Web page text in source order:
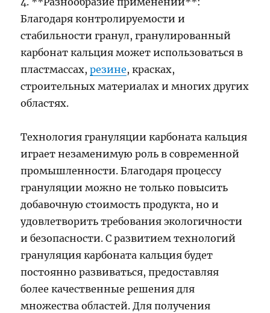
Благодаря контролируемости и
стабильности гранул, гранулированный
карбонат кальция может использоваться в
пластмассах,резине, красках,
строительных материалах и многих других
областях.
Технология грануляции карбоната кальция
играет незаменимую роль в современной
промышленности. Благодаря процессу
грануляции можно не только повысить
добавочную стоимость продукта, но и
удовлетворить требования экологичности
и безопасности. С развитием технологий
грануляция карбоната кальция будет
постоянно развиваться, предоставляя
более качественные решения для
множества областей. Для получения